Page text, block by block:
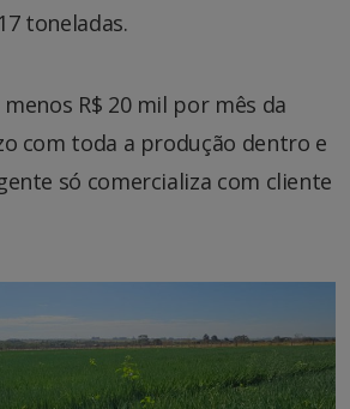
toneladas.
R$ 20 mil por mês da
com toda a produção dentro e
só comercializa com cliente